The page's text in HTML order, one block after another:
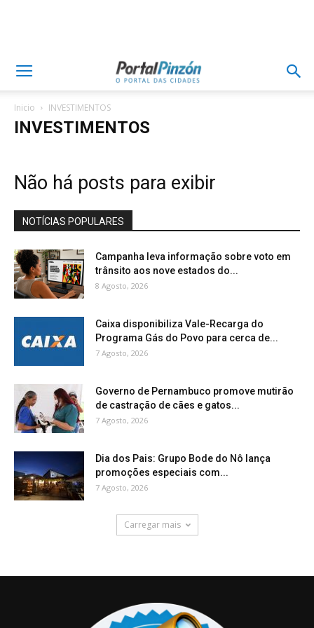
Inicio INVESTIMENTOS
INVESTIMENTOS
Não há posts para exibir
NOTÍCIAS POPULARES
Campanha leva informação sobre voto em
trânsito aos nove estados do...
8 Agosto, 2026
Caixa disponibiliza Vale-Recarga do
Programa Gás do Povo para cerca de...
7 Agosto, 2026
Governo de Pernambuco promove mutirão
de castração de cães e gatos...
7 Agosto, 2026
Dia dos Pais: Grupo Bode do Nô lança
promoções especiais com...
7 Agosto, 2026
Carregar mais